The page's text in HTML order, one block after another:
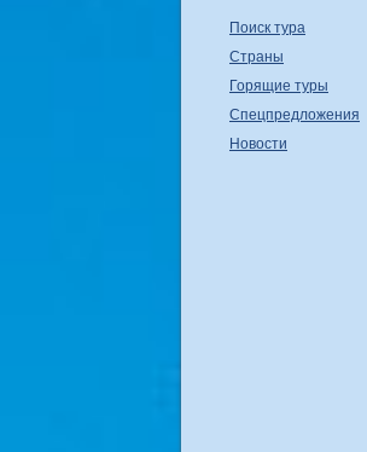
Поиск тура
Страны
Горящие туры
Спецпредложения
Новости